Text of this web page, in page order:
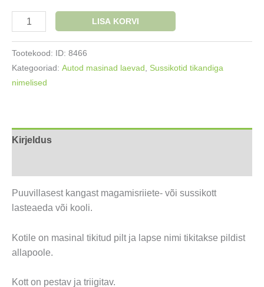
Nimega
sussikott
LISA KORVI
Tootekood: ID: 8466
Kategooriad: Autod masinad laevad, Sussikotid tikandiga
nimelised
Kirjeldus
Puuvillasest kangast magamisriiete- või sussikott
lasteaeda või kooli.
Kotile on masinal tikitud pilt ja lapse nimi tikitakse pildist
allapoole.
Kott on pestav ja triigitav.